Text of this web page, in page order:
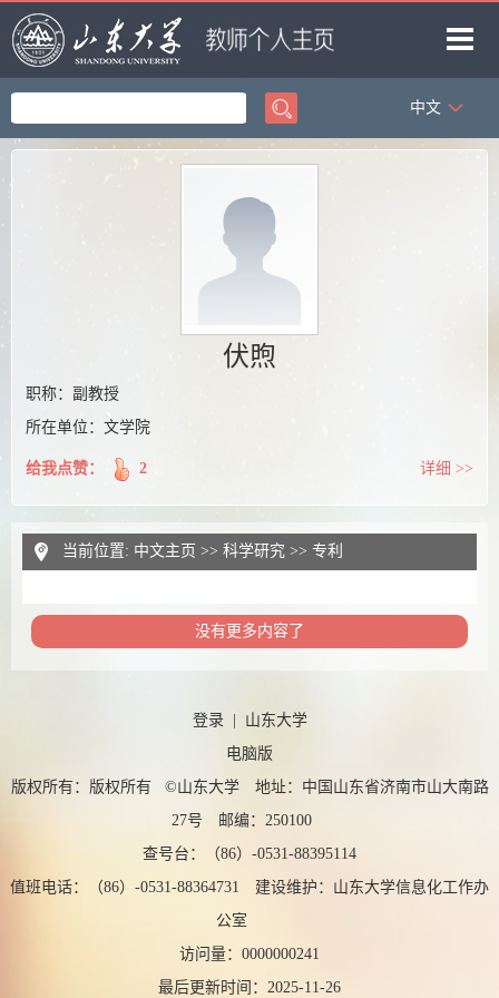
首页
中文
伏煦
职称：副教授
所在单位：文学院
给我点赞： 2 详细 >>
当前位置: 中文主页 >> 科学研究 >> 专利
没有更多内容了
登录| 山东大学
电脑版
版权所有：版权所有 ©山东大学 地址：中国山东省济南市山大南路
27号 邮编：250100
查号台：（86）-0531-88395114
值班电话：（86）-0531-88364731 建设维护：山东大学信息化工作办
公室
访问量： 0000000241
最后更新时间： 2025-11-26